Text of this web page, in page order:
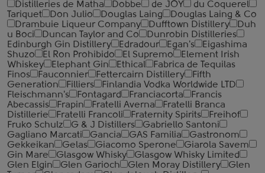
Distilleries de Matha
Dobbe de JOY
du Coquerel
Tariquet
Don Julio Douglas Laing
Douglas Laing & Co
Drambuie Liqueur Company
Dufftown Distillery
Duh
u Boci
Duncan Taylor and Co
Dunrobin Distilleries
Edinburgh Gin Distillery
Edradour Egan's
Eigashima
Shuzo
El Ron Prohibido El Supremo
Element Irish
Whiskey
Elephant Gin Ethical
Fabrica de Tequilas
Finos
Fauconnier Fettercairn Distillery
Fifth
Generation
Filliers
Finlandia Vodka Worldwide LTD
Fleischmann's
Fontagard Franciacorta
Francis
Abecassis
Frapin Fratelli Averna
Fratelli Branca
Distillerie
Fratelli ‎Francoli Fraternity Spirits
Freihof
Fruko Schulz
G & J Distillers
Gabriello Santoni
Gagliano Marcati
Gancia GAS Familia
Gastronom
Gekkeikan
Gelas Giacomo Sperone
Giarola Savem
Gin Mare
Glasgow Whisky
Glasgow Whisky Limited
Glen Elgin
Glen Garioch Glen Moray Distillery
Glen